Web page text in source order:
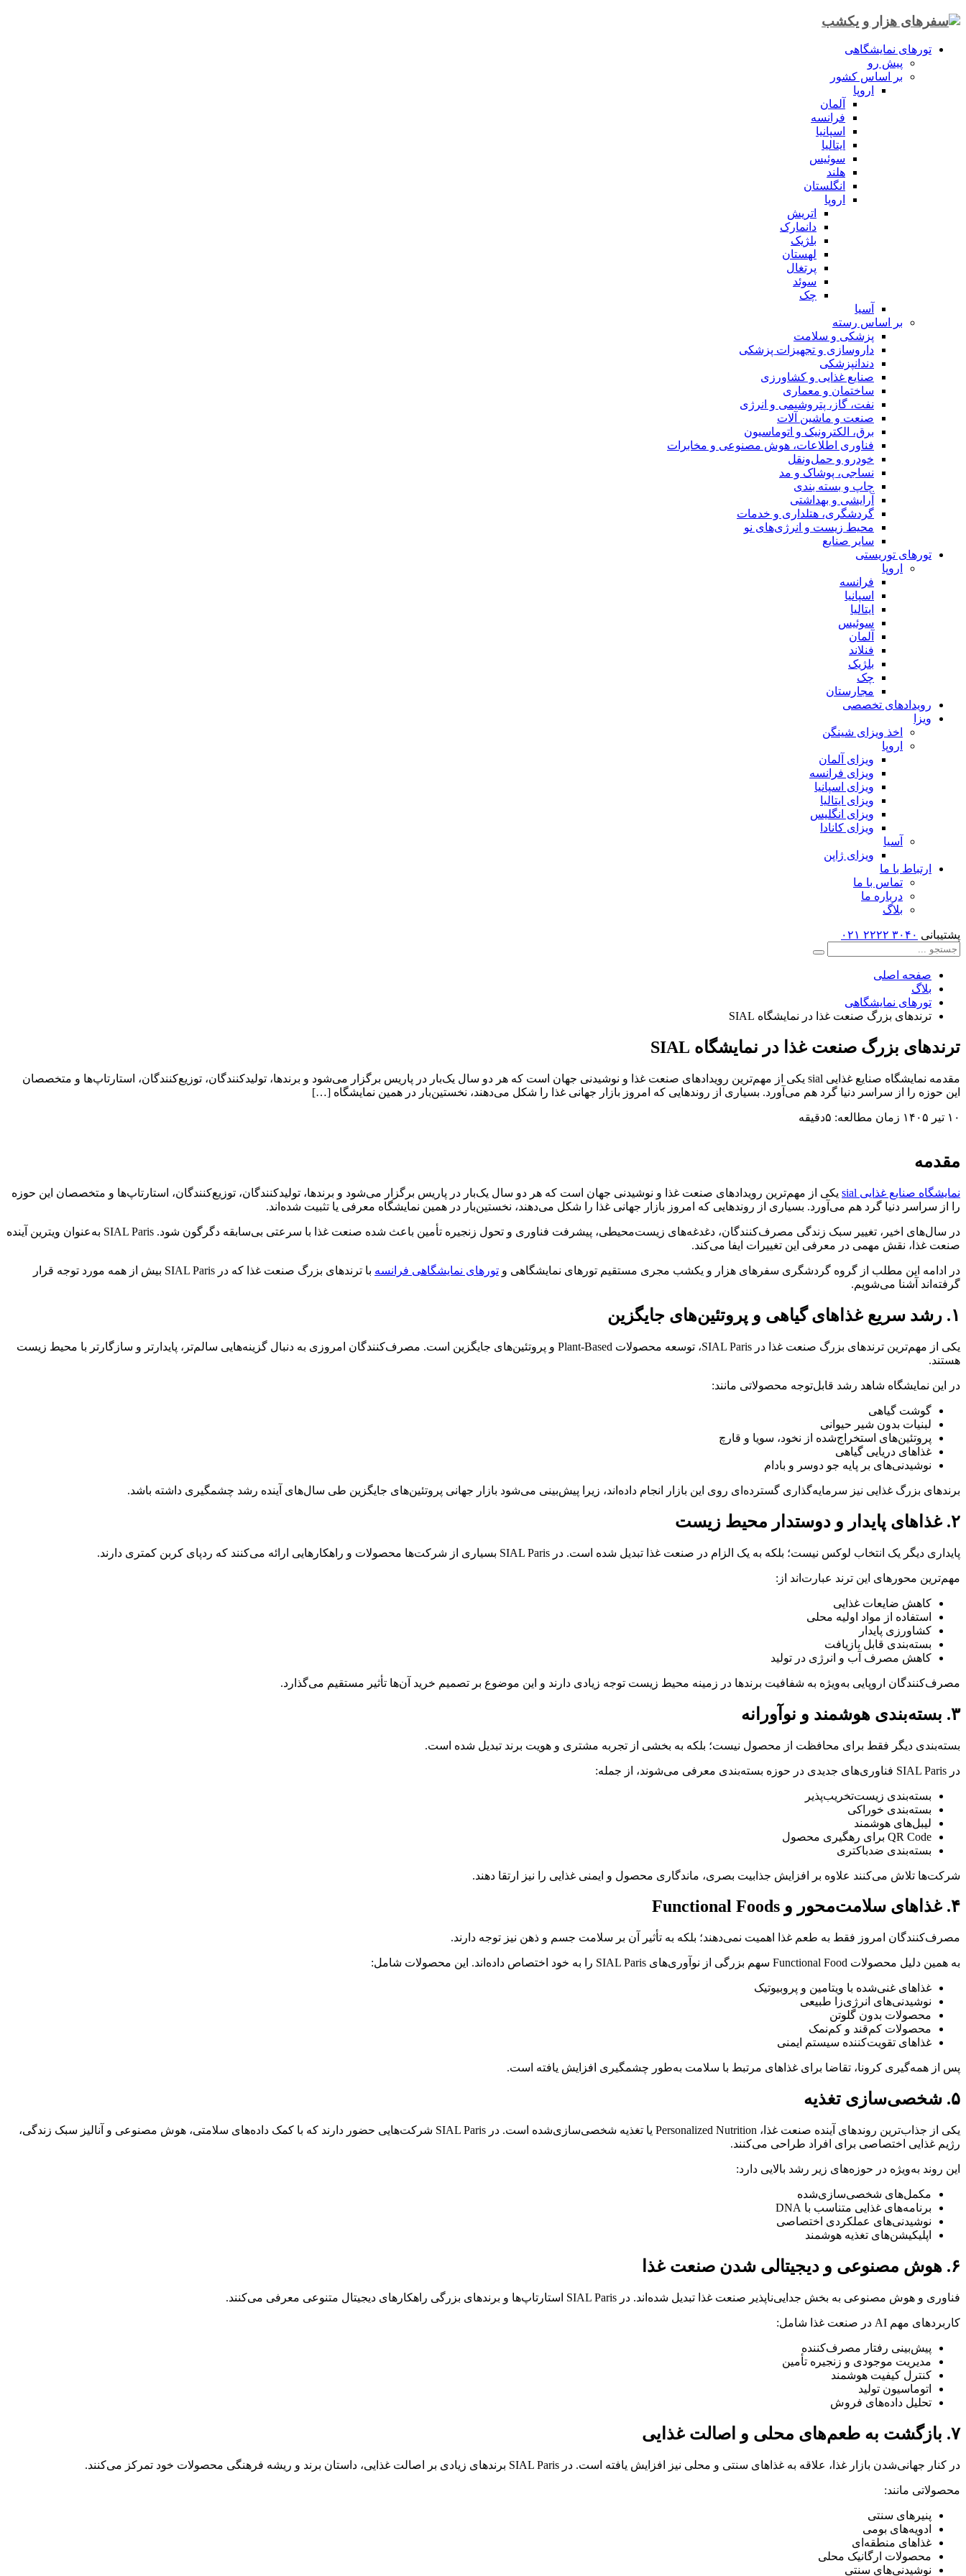
تورهای نمایشگاهی
پیش رو
بر اساس کشور
اروپا
آلمان
فرانسه
اسپانیا
ایتالیا
سوئیس
هلند
انگلستان
اروپا
اتریش
دانمارک
بلژیک
لهستان
پرتغال
سوئد
چک
آسیا
بر اساس رسته
پزشکی و سلامت
داروسازی و تجهیزات پزشکی
دندانپزشکی
صنایع غذایی و کشاورزی
ساختمان و معماری
نفت، گاز، پتروشیمی و انرژی
صنعت و ماشین آلات
برق، الکترونیک و اتوماسیون
فناوری اطلاعات، هوش مصنوعی و مخابرات
خودرو و حمل‌و‌نقل
نساجی، پوشاک و مد
چاپ و بسته بندی
آرایشی و بهداشتی
گردشگری، هتلداری و خدمات
محیط زیست و انرژی‌های نو
سایر صنایع
تورهای توریستی
اروپا
فرانسه
اسپانیا
ایتالیا
سوئیس
آلمان
فنلاند
بلژیک
چک
مجارستان
رویدادهای تخصصی
ویزا
اخذ ویزای شینگن
اروپا
ویزای آلمان
ویزای فرانسه
ویزای اسپانیا
ویزای ایتالیا
ویزای انگلیس
ویزای کانادا
آسیا
ویزای ژاپن
ارتباط با ما
تماس با ما
درباره ما
بلاگ
پشتیبانی ۳۰۴۰ ۲۲۲۲ ۰۲۱
صفحه اصلی
بلاگ
تورهای نمایشگاهی
ترندهای بزرگ صنعت غذا در نمایشگاه SIAL
ترندهای بزرگ صنعت غذا در نمایشگاه SIAL
مقدمه نمایشگاه صنایع غذایی sial یکی از مهم‌ترین رویدادهای صنعت غذا و نوشیدنی جهان است که هر دو سال یک‌بار در پاریس برگزار می‌شود و برندها، تولیدکنندگان، توزیع‌کنندگان، استارتاپ‌ها و متخصصان
این حوزه را از سراسر دنیا گرد هم می‌آورد. بسیاری از روندهایی که امروز بازار جهانی غذا را شکل می‌دهند، نخستین‌بار در همین نمایشگاه […]
۱۰ تیر ۱۴۰۵ زمان مطالعه: ۵دقیقه
مقدمه
نمایشگاه صنایع غذایی sial
یکی از مهم‌ترین رویدادهای صنعت غذا و نوشیدنی جهان است که هر دو سال یک‌بار در پاریس برگزار می‌شود و برندها، تولیدکنندگان، توزیع‌کنندگان، استارتاپ‌ها و متخصصان این حوزه
را از سراسر دنیا گرد هم می‌آورد. بسیاری از روندهایی که امروز بازار جهانی غذا را شکل می‌دهند، نخستین‌بار در همین نمایشگاه معرفی یا تثبیت شده‌اند.
در سال‌های اخیر، تغییر سبک زندگی مصرف‌کنندگان، دغدغه‌های زیست‌محیطی، پیشرفت فناوری و تحول زنجیره تأمین باعث شده صنعت غذا با سرعتی بی‌سابقه دگرگون شود. SIAL Paris به‌عنوان ویترین آینده
صنعت غذا، نقش مهمی در معرفی این تغییرات ایفا می‌کند.
در ادامه این مطلب از گروه گردشگری سفرهای هزار و یکشب مجری مستقیم تورهای نمایشگاهی و تورهای نمایشگاهی فرانسه
با ترندهای بزرگ صنعت غذا که در SIAL Paris بیش از همه مورد توجه قرار
گرفته‌اند آشنا می‌شویم.
۱. رشد سریع غذاهای گیاهی و پروتئین‌های جایگزین
یکی از مهم‌ترین ترندهای بزرگ صنعت غذا در SIAL Paris، توسعه محصولات Plant-Based و پروتئین‌های جایگزین است. مصرف‌کنندگان امروزی به دنبال گزینه‌هایی سالم‌تر، پایدارتر و سازگارتر با محیط زیست
هستند.
در این نمایشگاه شاهد رشد قابل‌توجه محصولاتی مانند:
گوشت گیاهی
لبنیات بدون شیر حیوانی
پروتئین‌های استخراج‌شده از نخود، سویا و قارچ
غذاهای دریایی گیاهی
نوشیدنی‌های بر پایه جو دوسر و بادام
برندهای بزرگ غذایی نیز سرمایه‌گذاری گسترده‌ای روی این بازار انجام داده‌اند، زیرا پیش‌بینی می‌شود بازار جهانی پروتئین‌های جایگزین طی سال‌های آینده رشد چشمگیری داشته باشد.
۲. غذاهای پایدار و دوستدار محیط زیست
پایداری دیگر یک انتخاب لوکس نیست؛ بلکه به یک الزام در صنعت غذا تبدیل شده است. در SIAL Paris بسیاری از شرکت‌ها محصولات و راهکارهایی ارائه می‌کنند که ردپای کربن کمتری دارند.
مهم‌ترین محورهای این ترند عبارت‌اند از:
کاهش ضایعات غذایی
استفاده از مواد اولیه محلی
کشاورزی پایدار
بسته‌بندی قابل بازیافت
کاهش مصرف آب و انرژی در تولید
مصرف‌کنندگان اروپایی به‌ویژه به شفافیت برندها در زمینه محیط زیست توجه زیادی دارند و این موضوع بر تصمیم خرید آن‌ها تأثیر مستقیم می‌گذارد.
۳. بسته‌بندی هوشمند و نوآورانه
بسته‌بندی دیگر فقط برای محافظت از محصول نیست؛ بلکه به بخشی از تجربه مشتری و هویت برند تبدیل شده است.
در SIAL Paris فناوری‌های جدیدی در حوزه بسته‌بندی معرفی می‌شوند، از جمله:
بسته‌بندی زیست‌تخریب‌پذیر
بسته‌بندی خوراکی
لیبل‌های هوشمند
QR Code برای رهگیری محصول
بسته‌بندی ضدباکتری
شرکت‌ها تلاش می‌کنند علاوه بر افزایش جذابیت بصری، ماندگاری محصول و ایمنی غذایی را نیز ارتقا دهند.
۴. غذاهای سلامت‌محور و Functional Foods
مصرف‌کنندگان امروز فقط به طعم غذا اهمیت نمی‌دهند؛ بلکه به تأثیر آن بر سلامت جسم و ذهن نیز توجه دارند.
به همین دلیل محصولات Functional Food سهم بزرگی از نوآوری‌های SIAL Paris را به خود اختصاص داده‌اند. این محصولات شامل:
غذاهای غنی‌شده با ویتامین و پروبیوتیک
نوشیدنی‌های انرژی‌زا طبیعی
محصولات بدون گلوتن
محصولات کم‌قند و کم‌نمک
غذاهای تقویت‌کننده سیستم ایمنی
پس از همه‌گیری کرونا، تقاضا برای غذاهای مرتبط با سلامت به‌طور چشمگیری افزایش یافته است.
۵. شخصی‌سازی تغذیه
یکی از جذاب‌ترین روندهای آینده صنعت غذا، Personalized Nutrition یا تغذیه شخصی‌سازی‌شده است. در SIAL Paris شرکت‌هایی حضور دارند که با کمک داده‌های سلامتی، هوش مصنوعی و آنالیز سبک زندگی،
رژیم غذایی اختصاصی برای افراد طراحی می‌کنند.
این روند به‌ویژه در حوزه‌های زیر رشد بالایی دارد:
مکمل‌های شخصی‌سازی‌شده
برنامه‌های غذایی متناسب با DNA
نوشیدنی‌های عملکردی اختصاصی
اپلیکیشن‌های تغذیه هوشمند
۶. هوش مصنوعی و دیجیتالی شدن صنعت غذا
فناوری و هوش مصنوعی به بخش جدایی‌ناپذیر صنعت غذا تبدیل شده‌اند. در SIAL Paris استارتاپ‌ها و برندهای بزرگی راهکارهای دیجیتال متنوعی معرفی می‌کنند.
کاربردهای مهم AI در صنعت غذا شامل:
پیش‌بینی رفتار مصرف‌کننده
مدیریت موجودی و زنجیره تأمین
کنترل کیفیت هوشمند
اتوماسیون تولید
تحلیل داده‌های فروش
۷. بازگشت به طعم‌های محلی و اصالت غذایی
در کنار جهانی‌شدن بازار غذا، علاقه به غذاهای سنتی و محلی نیز افزایش یافته است. در SIAL Paris برندهای زیادی بر اصالت غذایی، داستان برند و ریشه فرهنگی محصولات خود تمرکز می‌کنند.
محصولاتی مانند:
پنیرهای سنتی
ادویه‌های بومی
غذاهای منطقه‌ای
محصولات ارگانیک محلی
نوشیدنی‌های سنتی